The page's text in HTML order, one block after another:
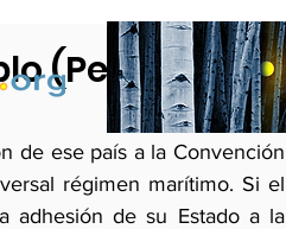
2008 2007 2006
(Pero se
de ese país a la Convención
régimen marítimo. Si el
adhesión de su Estado a la